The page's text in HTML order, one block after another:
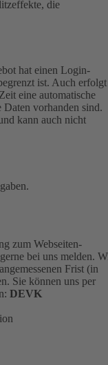
die
hat einen Login-
ist. Auch erfolgt
eine automatische
vorhanden sind.
kann auch nicht
zum Webseiten-
bei uns melden.
Frist (in
Sie können uns per
DEVK